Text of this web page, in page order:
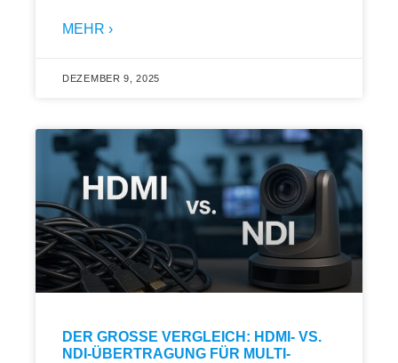
MEHR ›
DEZEMBER 9, 2025
DER GROSSE VERGLEICH: HDMI- VS. N
DI-ÜBERTRAGUNG FÜR MULTI-K